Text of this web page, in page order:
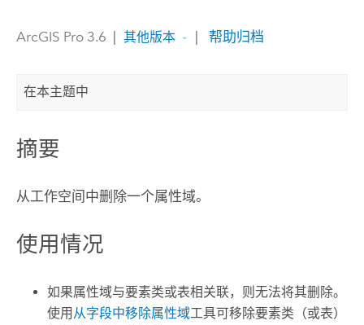
ArcGIS Pro 3.6 其他版本 帮助归档
在本主题中
摘要
从工作空间中删除一个属性域。
使用情况
如果属性域与要素类或表相关联，则无法将其删除。
使用 从字段中移除属性域工具可移除要素类（或表）